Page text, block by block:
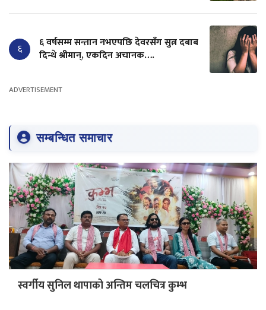
६
६ वर्षसम्म सन्तान नभएपछि देवरसँग सुत्न दबाब
दिन्थे श्रीमान्, एकदिन अचानक….
ADVERTISEMENT
सम्बन्धित समाचार
स्वर्गीय सुनिल थापाको अन्तिम चलचित्र कुम्भ